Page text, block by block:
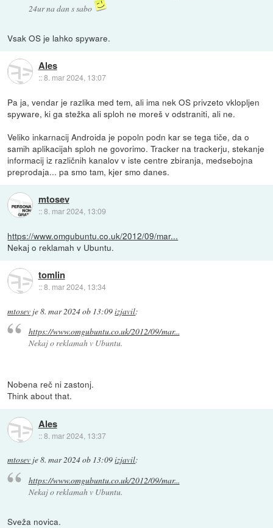
24ur na dan s sabo
Vsak OS je lahko spyware.
Ales
::8. mar 2024, 13:07
Pa ja, vendar je razlika med tem, ali ima nek OS privzeto vklopljen
spyware, ki ga stežka ali sploh ne moreš v odstraniti, ali ne.
Veliko inkarnacij Androida je popoln podn kar se tega tiče, da o
samih aplikacijah sploh ne govorimo. Tracker na trackerju, stekanje
informacij iz različnih kanalov v iste centre zbiranja, medsebojna
preprodaja... pa smo tam, kjer smo danes.
mtosev
::8. mar 2024, 13:09
https://www.omgubuntu.co.uk/2012/09/mar...
Nekaj o reklamah v Ubuntu.
tomlin
::8. mar 2024, 13:34
mtosev je8. mar 2024 ob 13:09izjavil:
https://www.omgubuntu.co.uk/2012/09/mar...
Nekaj o reklamah v Ubuntu.
Nobena reč ni zastonj.
Think about that.
Ales
::8. mar 2024, 13:37
mtosev je8. mar 2024 ob 13:09izjavil:
https://www.omgubuntu.co.uk/2012/09/mar...
Nekaj o reklamah v Ubuntu.
Sveža novica.